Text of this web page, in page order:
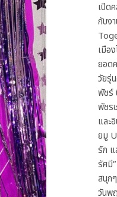
เปิด
กับง
เมือ
ยอด
วัยรุ่
พัชร์
พัชร
และ
ยมู
รัก แ
รัศมี
สนุก
วันพ